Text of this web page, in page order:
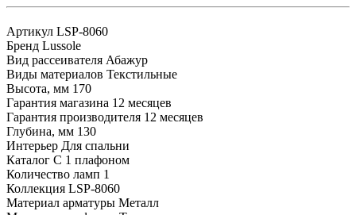
Артикул LSP-8060
Бренд Lussole
Вид рассеивателя Абажур
Виды материалов Текстильные
Высота, мм 170
Гарантия магазина 12 месяцев
Гарантия производителя 12 месяцев
Глубина, мм 130
Интерьер Для спальни
Каталог С 1 плафоном
Количество ламп 1
Коллекция LSP-8060
Материал арматуры Металл